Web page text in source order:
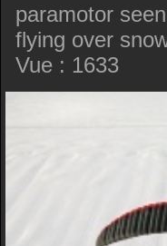
paramotor
flying over
Vue : 1633